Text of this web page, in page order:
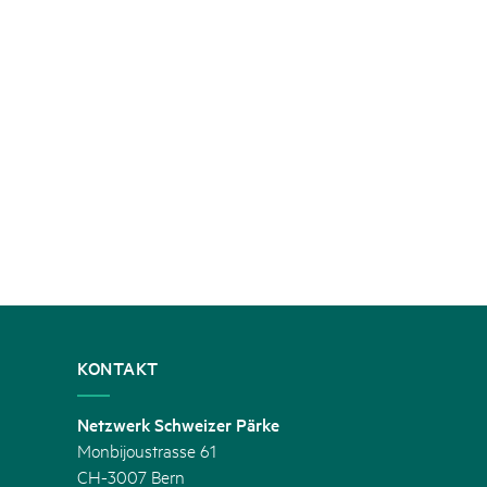
KONTAKT
Netzwerk Schweizer Pärke
Monbijoustrasse 61
CH-3007 Bern